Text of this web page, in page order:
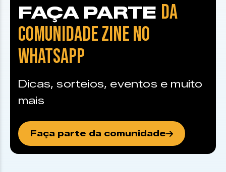
FAÇA PARTE DA
COMUNIDADE ZINE NO
WHATSAPP
Dicas, sorteios, eventos e muito
mais
Faça parte da comunidade